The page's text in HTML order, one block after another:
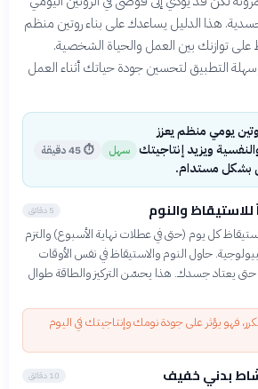
هذا الدليل يساعدك على بناء روتين منظم
توازنك بين العمل والحياة الشخصية.
التطبيق لتحسين جودة حياتك أثناء العمل
يومي منظم يعزز
ويزيد إنتاجيتك
بشكل مستدام.
سهل ⏱45 دقيقة
للاستيقاظ والنوم 5 دقائق
كل يوم (حتى في عطلات نهاية الأسبوع) والتزم
حاول النوم والاستيقاظ في نفس الأوقات
يعتاد جسدك. هذا يحسّن التركيز والطاقة طوال
فهو يؤثر على جودة نومك وإنتاجيتك في اليوم
بدني خفيف 10 دقائق